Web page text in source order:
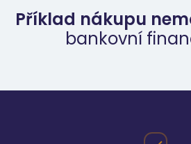
Příklad nákupu
bankovní